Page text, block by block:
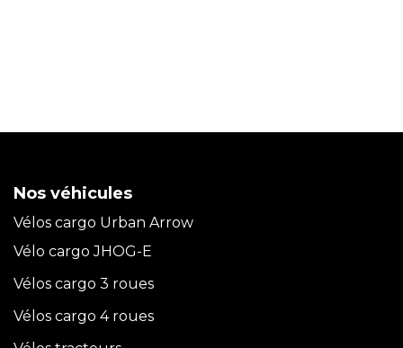
Nos véhicules
Vélos cargo Urban Arrow
Vélo cargo JHOG-E
Vélos cargo 3 roues
Vélos cargo 4 roues